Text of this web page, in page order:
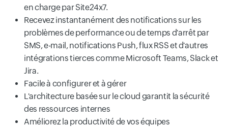
en charge par Site24x7.
Recevez instantanément des notifications sur les
problèmes de performance ou de temps d'arrêt par
SMS, e-mail, notifications Push, flux RSS et d'autres
intégrations tierces comme Microsoft Teams, Slack et
Jira.
Facile à configurer et à gérer
L'architecture basée sur le cloud garantit la sécurité
des ressources internes
Améliorez la productivité de vos équipes